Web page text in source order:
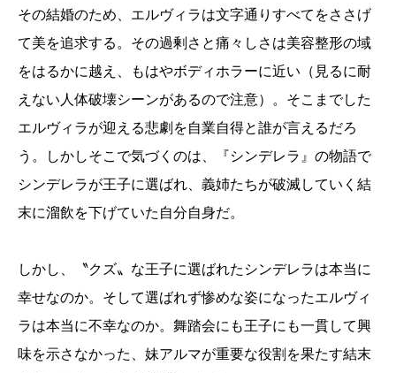
その結婚のため、エルヴィラは文字通りすべてをささげ
て美を追求する。その過剰さと痛々しさは美容整形の域
をはるかに越え、もはやボディホラーに近い（見るに耐
えない人体破壊シーンがあるので注意）。そこまでした
エルヴィラが迎える悲劇を自業自得と誰が言えるだろ
う。しかしそこで気づくのは、『シンデレラ』の物語で
シンデレラが王子に選ばれ、義姉たちが破滅していく結
末に溜飲を下げていた自分自身だ。
しかし、〝クズ〟な王子に選ばれたシンデレラは本当に
幸せなのか。そして選ばれず惨めな姿になったエルヴィ
ラは本当に不幸なのか。舞踏会にも王子にも一貫して興
味を示さなかった、妹アルマが重要な役割を果たす結末